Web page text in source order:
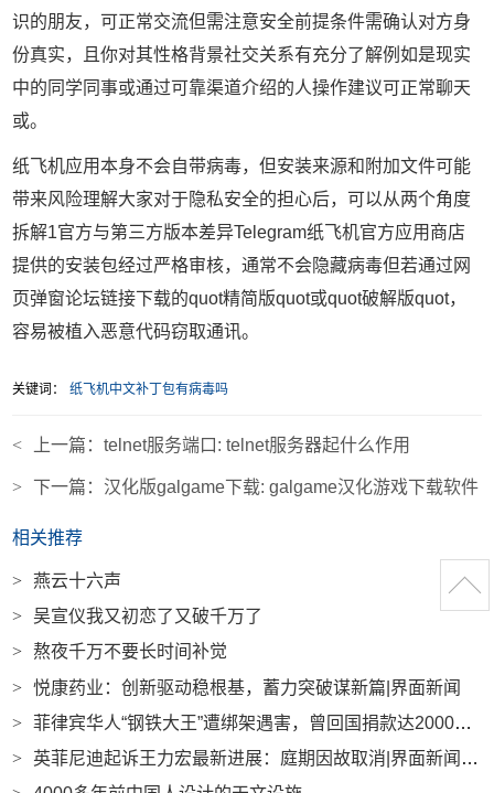
识的朋友，可正常交流但需注意安全前提条件需确认对方身
份真实，且你对其性格背景社交关系有充分了解例如是现实
中的同学同事或通过可靠渠道介绍的人操作建议可正常聊天
或。
纸飞机应用本身不会自带病毒，但安装来源和附加文件可能
带来风险理解大家对于隐私安全的担心后，可以从两个角度
拆解1官方与第三方版本差异Telegram纸飞机官方应用商店
提供的安装包经过严格审核，通常不会隐藏病毒但若通过网
页弹窗论坛链接下载的quot精简版quot或quot破解版quot，
容易被植入恶意代码窃取通讯。
关键词： 纸飞机中文补丁包有病毒吗
< 上一篇：telnet服务端口: telnet服务器起什么作用
> 下一篇： 汉化版galgame下载: galgame汉化游戏下载软件
相关推荐
>
燕云十六声
>
吴宣仪我又初恋了又破千万了
>
熬夜千万不要长时间补觉
>
悦康药业：创新驱动稳根基，蓄力突破谋新篇|界面新闻
>
菲律宾华人“钢铁大王”遭绑架遇害，曾回国捐款达2000多万|界面新闻 · 中国
>
英菲尼迪起诉王力宏最新进展：庭期因故取消|界面新闻 · 汽车